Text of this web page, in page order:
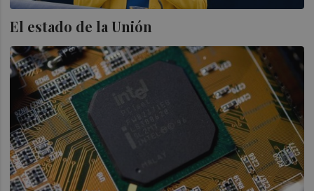
El estado de la Unión